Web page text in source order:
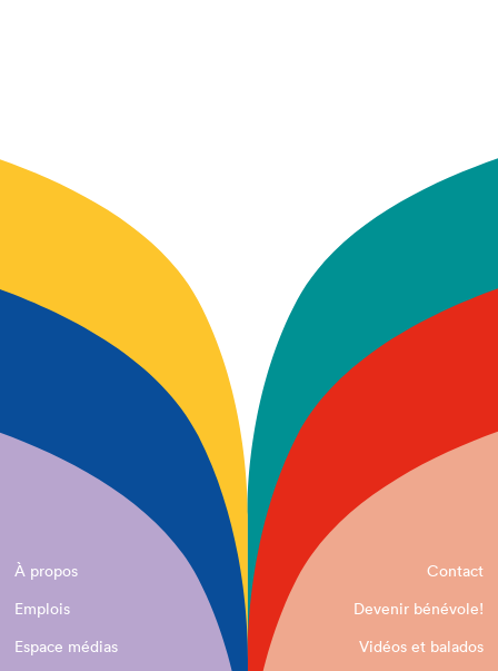
À propos
Contact
Emplois
Devenir bénévole!
Espace médias
Vidéos et balados